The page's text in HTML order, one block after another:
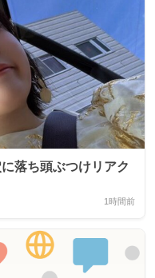
落ち頭ぶつけリアク
1時間前